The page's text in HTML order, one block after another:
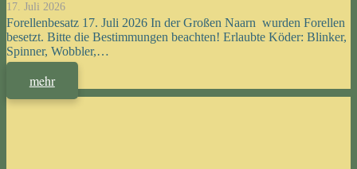
17. Juli 2026
Forellenbesatz 17. Juli 2026 In der Großen Naarn wurden Forellen
besetzt. Bitte die Bestimmungen beachten! Erlaubte Köder: Blinker,
Spinner, Wobbler,…
mehr